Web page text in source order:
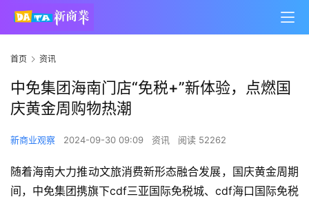
首页 资讯
中免集团海南门店“免税+”新体验，点燃国
庆黄金周购物热潮
新商业观察 2024-09-30 09:09 资讯 阅读 52262
随着海南大力推动文旅消费新形态融合发展，国庆黄金周期
间，中免集团携旗下cdf三亚国际免税城、cdf海口国际免税